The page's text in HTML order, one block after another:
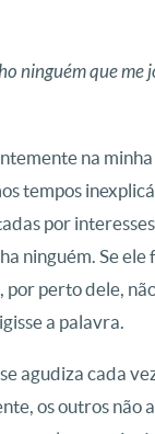
ninguém que
na minha
tempos
por
ninguém. Se
perto dele,
a palavra.
agudiza cada
os outros não